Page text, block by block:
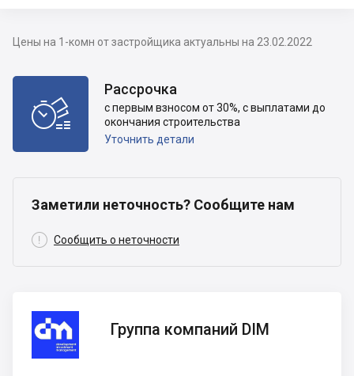
Цены на 1-комн от застройщика актуальны на 23.02.2022

Рассрочка
с первым взносом от 30%, с выплатами до
окончания строительства
Уточнить детали
Заметили неточность? Сообщите нам
 Сообщить о неточности
Группа
компаний
Группа компаний DIM